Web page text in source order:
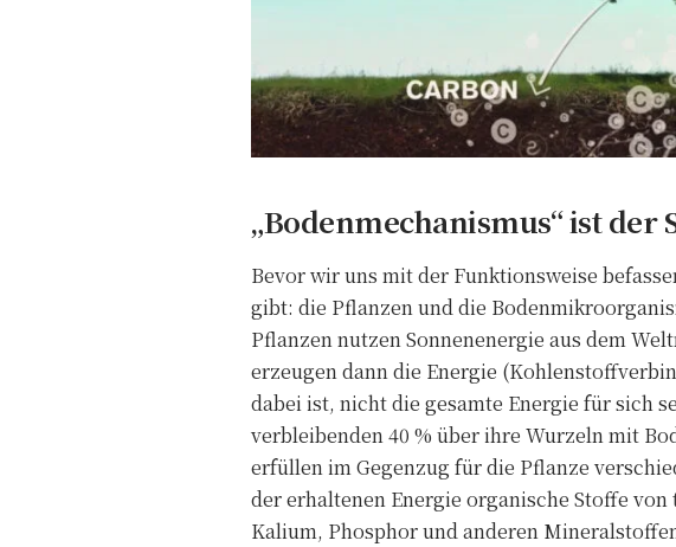
„Bodenmechanismus“ ist
Bevor wir uns mit der Funktionsweise
gibt: die Pflanzen und die
Pflanzen nutzen Sonnenenergie aus dem
erzeugen dann die Energie
dabei ist, nicht die gesamte Energie für sich
verbleibenden 40 % über ihre Wurzeln mit
erfüllen im Gegenzug für die Pflanze
der erhaltenen Energie organische Stoffe
Kalium, Phosphor und anderen